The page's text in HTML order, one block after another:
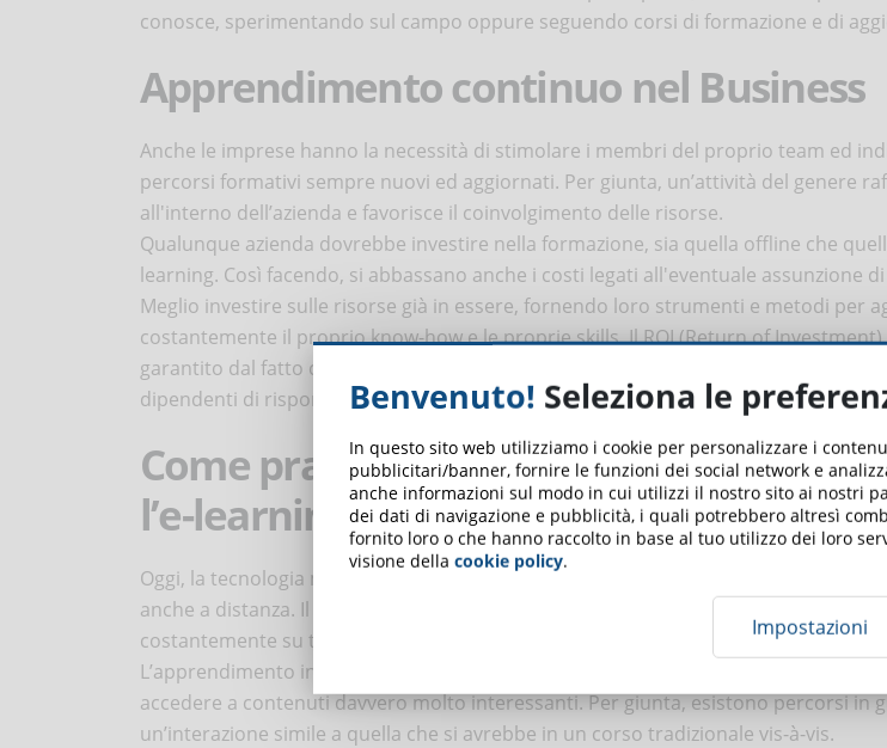
conosce, sperimentando sul campo oppure seguendo corsi di formazione e di
Apprendimento continuo nel Business
Anche le imprese hanno la necessità di stimolare i membri del proprio team ed
percorsi formativi sempre nuovi ed aggiornati. Per giunta, un’attività del genere
all'interno dell’azienda e favorisce il coinvolgimento delle risorse.
Qualunque azienda dovrebbe investire nella formazione, sia quella offline che
learning. Così facendo, si abbassano anche i costi legati all'eventuale assunzione
Meglio investire sulle risorse già in essere, fornendo loro strumenti e metodi per
costantemente il proprio know-how e le proprie skills. Il ROI (Return of Investment)
garantito dal fatto che la formazione, sia nel breve che nel medio e lungo periodo,
dipendenti di rispondere e assecondare le esigenze delle stesse imprese per cui
Come praticare l’apprendimento
l’e-learning
Oggi, la tecnologia mette a disposizione diverse opportunità per praticare
anche a distanza. Il web è pieno di risorse, sia gratuite che a pagamento, che
costantemente su tutto ciò che riguarda il proprio lavoro, ma anche i propri
L’apprendimento in formato e-learning è utile perché offre la possibilità, in
accedere a contenuti davvero molto interessanti. Per giunta, esistono percorsi in
un’interazione simile a quella che si avrebbe in un corso tradizionale vis-à-vis.
Benvenuto! Seleziona le
In questo sito web utilizziamo i cookie per personalizzare i
pubblicitari/banner, fornire le funzioni dei social network e
anche informazioni sul modo in cui utilizzi il nostro sito ai nostri
dei dati di navigazione e pubblicità, i quali potrebbero altresì
fornito loro o che hanno raccolto in base al tuo utilizzo dei loro
visione della cookie policy.
Impostazioni